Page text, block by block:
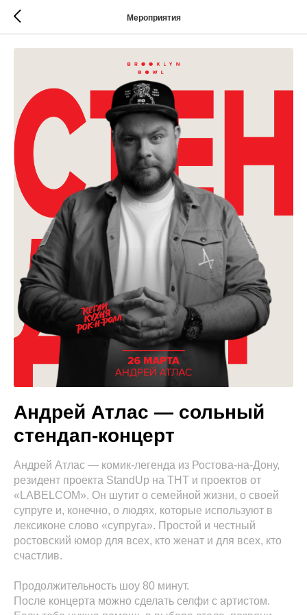
Мероприятия
Андрей Атлас — сольный
стендап-концерт
Андрей Атлас — комик-легенда из Ростова-на-Дону,
резидент проекта StandUp на ТНТ и проектов от
«LABELCOM». Он шутит о семейной жизни, о своей
супруге и, конечно, о людях, которые используют в
лексиконе слово «супруга». Простой и честный
ростовский юмор для всех, кто женат и для всех, кто
счастлив.
Продолжительность шоу 80 минут.
После концерта можно сделать селфи с артистом.